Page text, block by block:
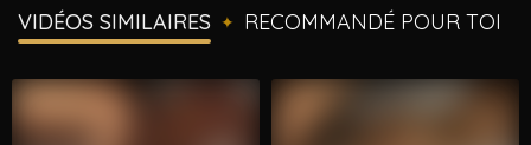
VIDÉOS SIMILAIRES ✦ RECOMMANDÉ POUR TOI